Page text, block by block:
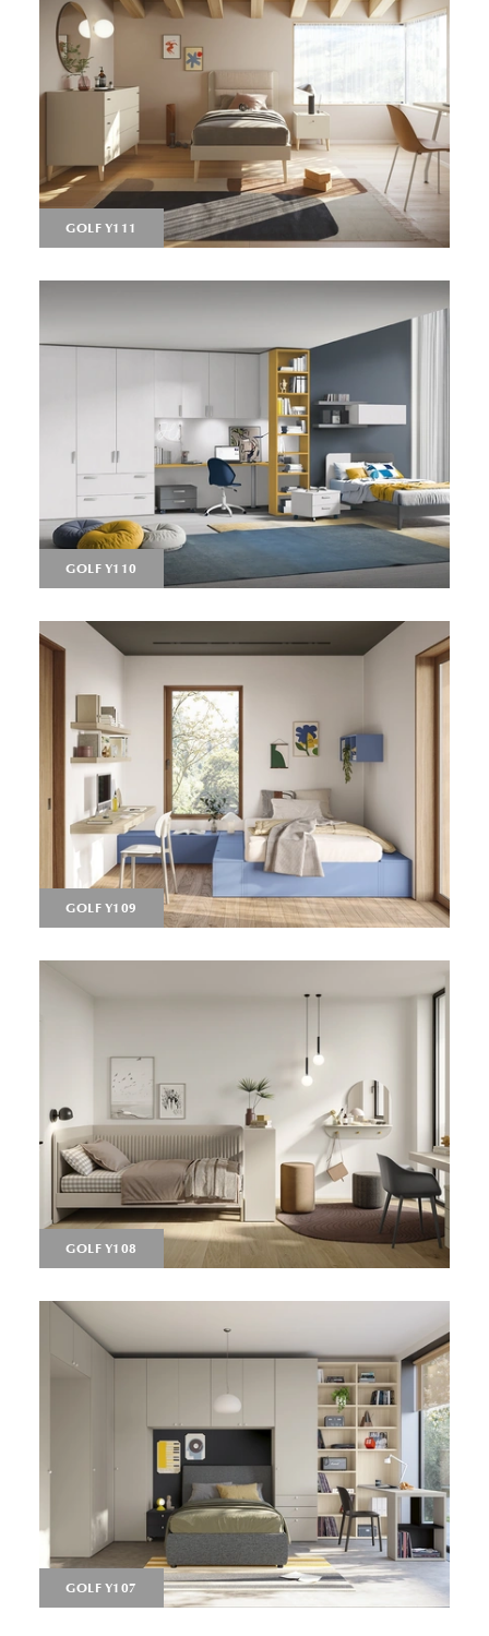
GOLF Y111
GOLF Y110
GOLF Y109
GOLF Y108
GOLF Y107